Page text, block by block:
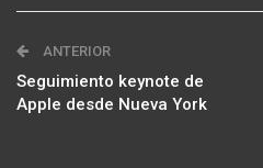
ANTERIOR
Seguimiento keynote de
Apple desde Nueva York